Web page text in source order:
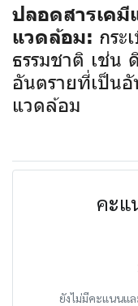
ปลอดสารเคมี
แวดล้อม: กระ
ธรรมชาติ เช่น
อันตรายที่เป็น
แวดล้อม
คะแ
ยังไม่มีคะแนนแ